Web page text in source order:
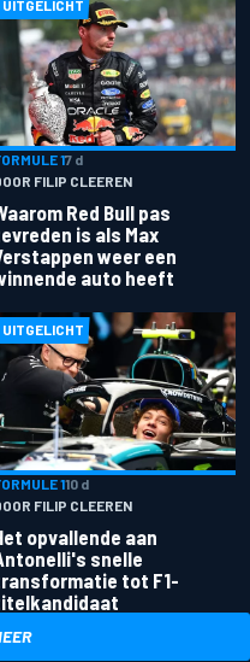
UITGELICHT
17 d
FILIP CLEEREN
Red Bull pas
is als Max
weer een
auto heeft
UITGELICHT
110 d
FILIP CLEEREN
opvallende aan
snelle
tot F1-